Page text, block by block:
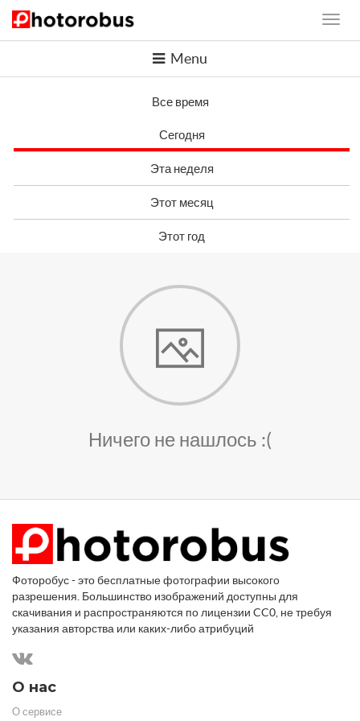
Menu
Все время
Сегодня
Эта неделя
Этот месяц
Этот год
Ничего не нашлось :(
Фоторобус - это бесплатные фотографии высокого
разрешения. Большинство изображений доступны для
скачивания и распространяются по лицензии CC0, не требуя
указания авторства или каких-либо атрибуций
О нас
О сервисе